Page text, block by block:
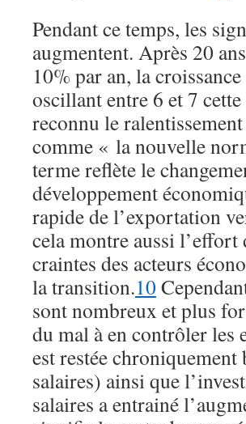
Pendant ce temps, les
augmentent. Après 20
10% par an, la
oscillant entre 6 et 7 cette
reconnu le
comme « la nouvelle
terme reflète le
développement
rapide de l’exportation
cela montre aussi
craintes des acteurs
la transition.10
sont nombreux et plus
du mal à en contrôler les
est restée chroniquement
salaires) ainsi que
salaires a entrainé